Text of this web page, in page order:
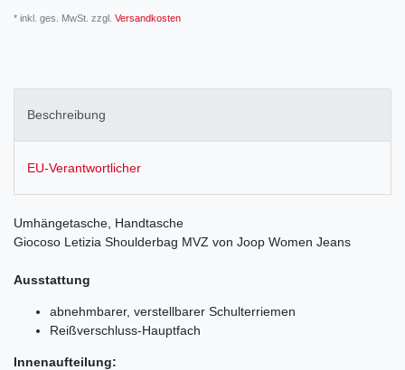
* inkl. ges. MwSt. zzgl. Versandkosten
Beschreibung
EU-Verantwortlicher
Umhängetasche, Handtasche
Giocoso Letizia Shoulderbag MVZ von Joop Women Jeans
Ausstattung
abnehmbarer, verstellbarer Schulterriemen
Reißverschluss-Hauptfach
Innenaufteilung: